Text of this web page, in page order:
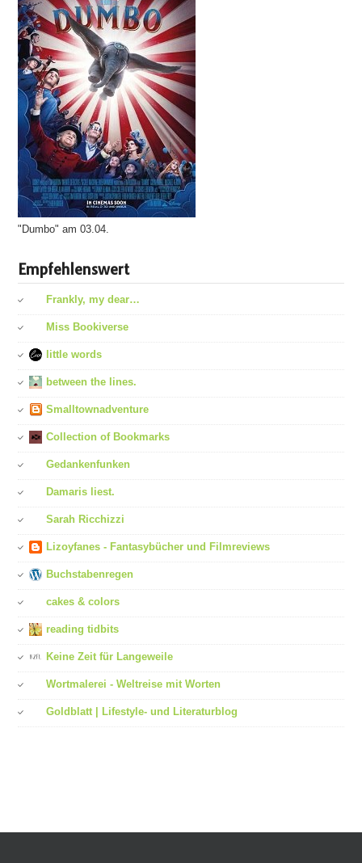
"Dumbo" am 03.04.
Empfehlenswert
Frankly, my dear…
Miss Bookiverse
little words
between the lines.
Smalltownadventure
Collection of Bookmarks
Gedankenfunken
Damaris liest.
Sarah Ricchizzi
Lizoyfanes - Fantasybücher und Filmreviews
Buchstabenregen
cakes & colors
reading tidbits
Keine Zeit für Langeweile
Wortmalerei - Weltreise mit Worten
Goldblatt | Lifestyle- und Literaturblog